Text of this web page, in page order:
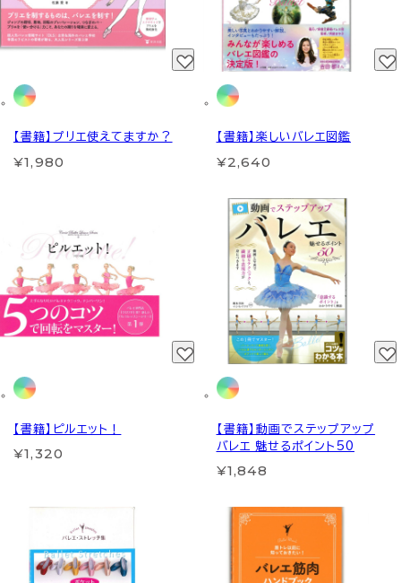
【書籍】プリエ使えてますか？
¥1,980
【書籍】楽しいバレエ図鑑
¥2,640
【書籍】ピルエット！
¥1,320
【書籍】動画でステップアップ
バレエ 魅せるポイント50
¥1,848